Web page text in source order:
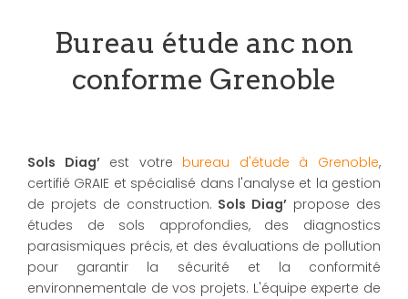
Bureau étude anc non
conforme Grenoble
Sols Diag’est votre bureau d'étude à Grenoble,
certifié GRAIE et spécialisé dans l'analyse et la gestion
de projets de construction. Sols Diag’ propose des
études de sols approfondies, des diagnostics
parasismiques précis, et des évaluations de pollution
pour garantir la sécurité et la conformité
environnementale de vos projets. L'équipe experte de